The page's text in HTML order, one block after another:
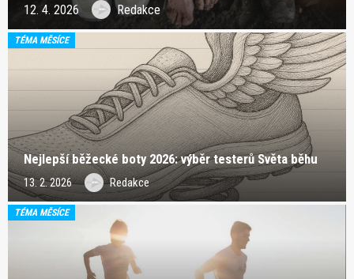
12. 4. 2026 Redakce
TÉMA MĚSÍCE
Nejlepší běžecké boty 2026: výběr testerů Světa běhu
13. 2. 2026 Redakce
TÉMA MĚSÍCE